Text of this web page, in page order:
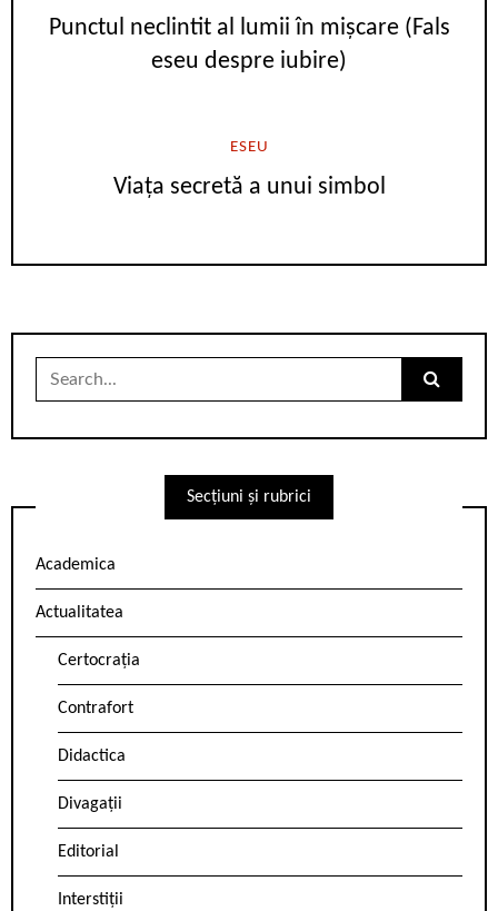
Punctul neclintit al lumii în mișcare (Fals
eseu despre iubire)
ESEU
Viața secretă a unui simbol
Search
Secțiuni și rubrici
Academica
Actualitatea
Certocrația
Contrafort
Didactica
Divagații
Editorial
Interstiții